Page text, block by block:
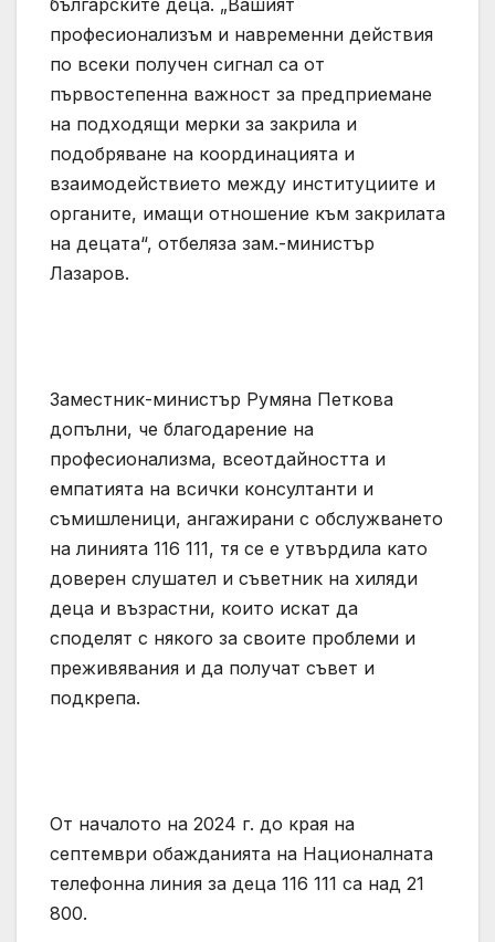
професионализъм и навременни действия
по всеки получен сигнал са от
първостепенна важност за предприемане
на подходящи мерки за закрила и
подобряване на координацията и
взаимодействието между институциите и
органите, имащи отношение към закрилата
на децата“, отбеляза зам.-министър
Лазаров.
Заместник-министър Румяна Петкова
допълни, че благодарение на
професионализма, всеотдайността и
емпатията на всички консултанти и
съмишленици, ангажирани с обслужването
на линията 116 111, тя се е утвърдила като
доверен слушател и съветник на хиляди
деца и възрастни, които искат да
споделят с някого за своите проблеми и
преживявания и да получат съвет и
подкрепа.
От началото на 2024 г. до края на
септември обажданията на Националната
телефонна линия за деца 116 111 са над 21
800.